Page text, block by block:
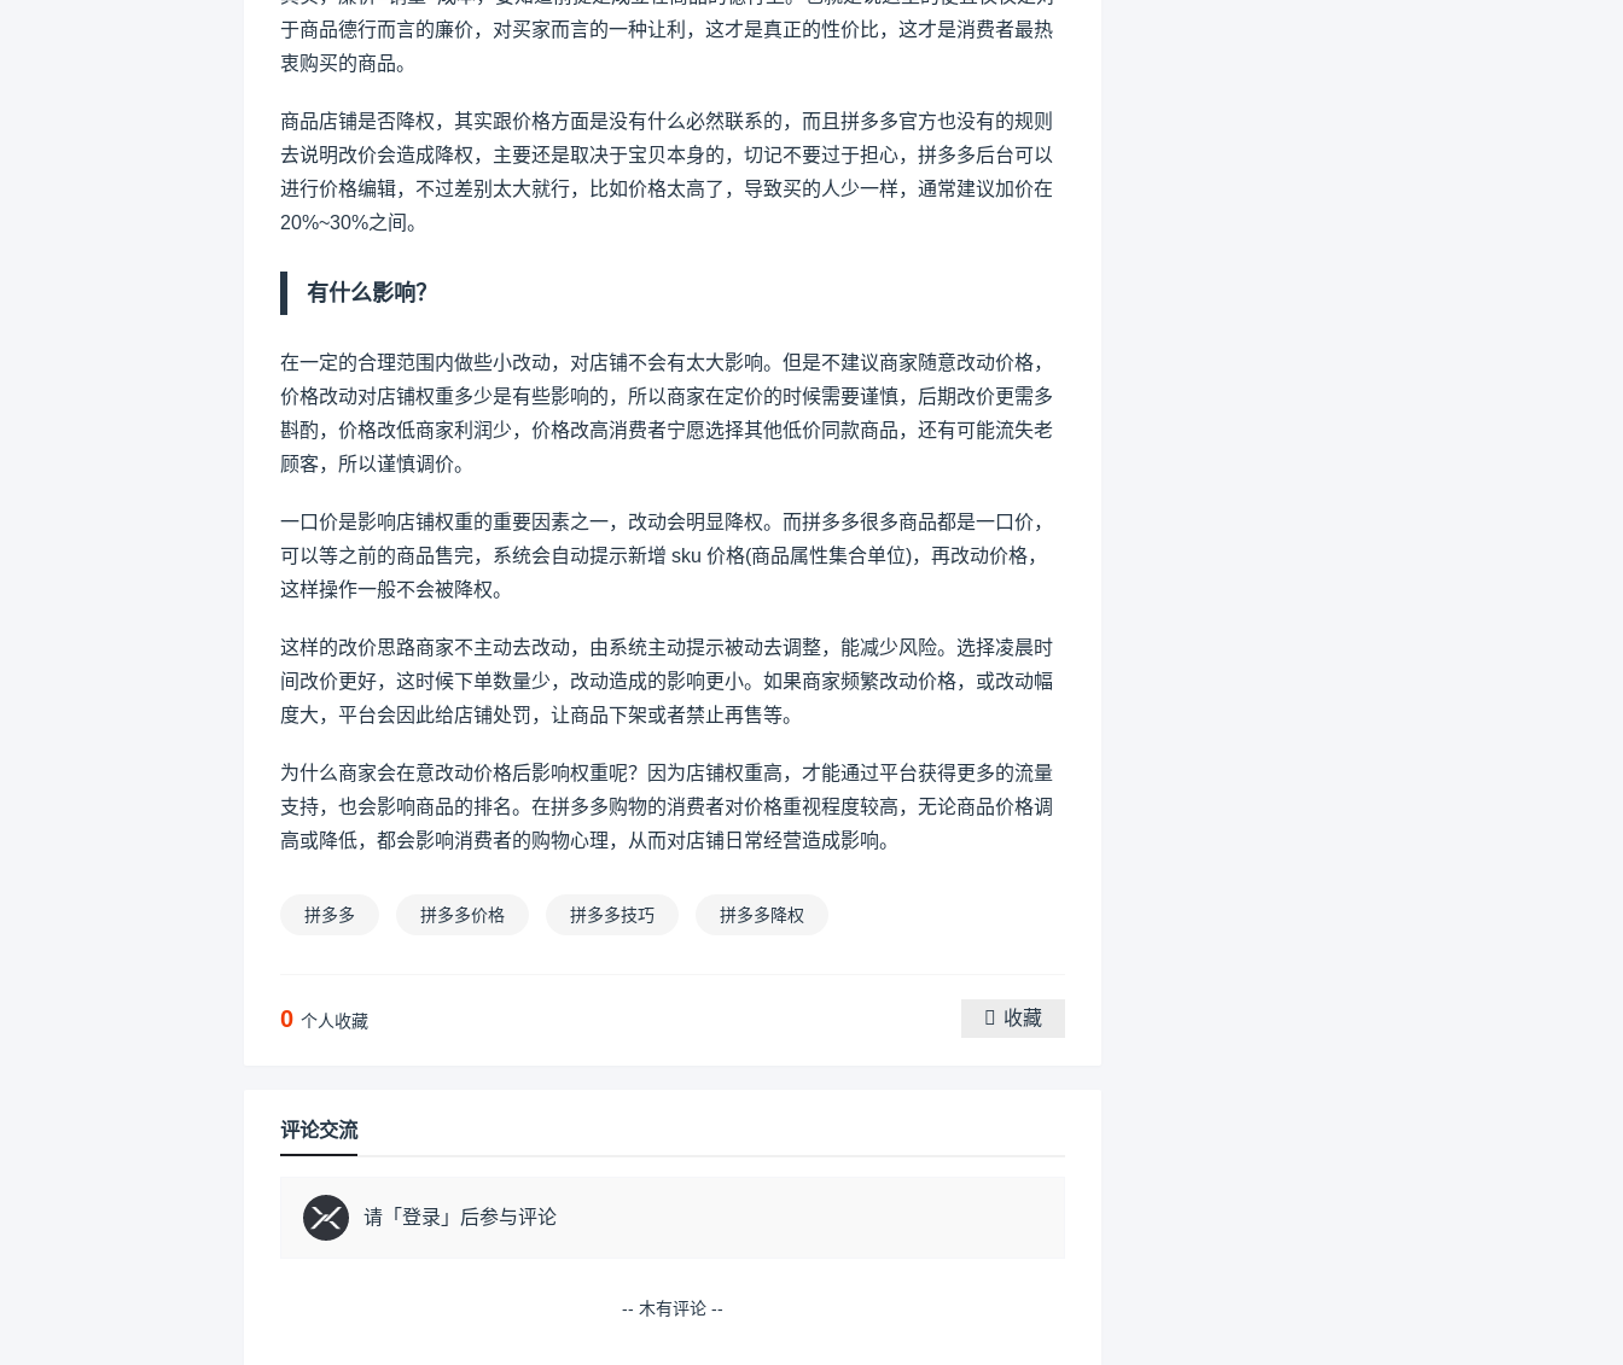
于商品德行而言的廉价，对买家而言的一种让利，这才是真正的性价比，这才是消费者最热
衷购买的商品。
商品店铺是否降权，其实跟价格方面是没有什么必然联系的，而且拼多多官方也没有的规则
去说明改价会造成降权，主要还是取决于宝贝本身的，切记不要过于担心，拼多多后台可以
进行价格编辑，不过差别太大就行，比如价格太高了，导致买的人少一样，通常建议加价在
20%~30%之间。
有什么影响？
在一定的合理范围内做些小改动，对店铺不会有太大影响。但是不建议商家随意改动价格，
价格改动对店铺权重多少是有些影响的，所以商家在定价的时候需要谨慎，后期改价更需多
斟酌，价格改低商家利润少，价格改高消费者宁愿选择其他低价同款商品，还有可能流失老
顾客，所以谨慎调价。
一口价是影响店铺权重的重要因素之一，改动会明显降权。而拼多多很多商品都是一口价，
可以等之前的商品售完，系统会自动提示新增 sku 价格(商品属性集合单位)，再改动价格，
这样操作一般不会被降权。
这样的改价思路商家不主动去改动，由系统主动提示被动去调整，能减少风险。选择凌晨时
间改价更好，这时候下单数量少，改动造成的影响更小。如果商家频繁改动价格，或改动幅
度大，平台会因此给店铺处罚，让商品下架或者禁止再售等。
为什么商家会在意改动价格后影响权重呢？因为店铺权重高，才能通过平台获得更多的流量
支持，也会影响商品的排名。在拼多多购物的消费者对价格重视程度较高，无论商品价格调
高或降低，都会影响消费者的购物心理，从而对店铺日常经营造成影响。
拼多多 拼多多价格 拼多多技巧 拼多多降权
0 个人收藏 收藏
评论交流
请「 登录 」后参与评论
-- 木有评论 --